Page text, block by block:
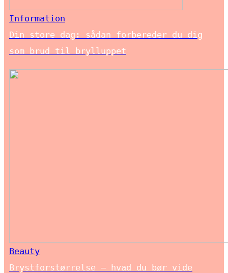
Information
Din store dag: sådan forbereder du dig
som brud til brylluppet
Beauty
Brystforstørrelse – hvad du bør vide